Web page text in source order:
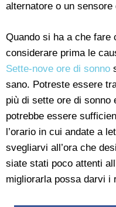
alternatore o un sensore
Quando si ha a che fare
considerare prima le
Sette-nove ore di sonno
sano. Potreste essere
più di sette ore di
potrebbe essere
l’orario in cui andate a
svegliarvi all’ora che
siate stati poco attenti
migliorarla possa darvi i